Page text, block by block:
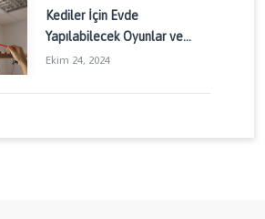
Kediler İçin Evde
Yapılabilecek Oyunlar ve
Aktiviteler: Kedinizin
Ekim 24, 2024